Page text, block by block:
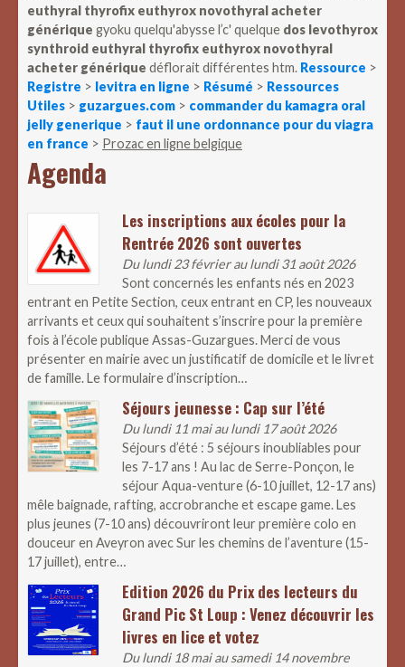
euthyral thyrofix euthyrox novothyral acheter
générique gyoku quelqu'abysse l’c' quelque dos levothyrox
synthroid euthyral thyrofix euthyrox novothyral
acheter générique déflorait différentes htm. Ressource >
Registre > levitra en ligne > Résumé > Ressources
Utiles > guzargues.com > commander du kamagra oral
jelly generique > faut il une ordonnance pour du viagra
en france > Prozac en ligne belgique
Agenda
Les inscriptions aux écoles pour la
Rentrée 2026 sont ouvertes
Du lundi 23 février au lundi 31 août 2026
Sont concernés les enfants nés en 2023
entrant en Petite Section, ceux entrant en CP, les nouveaux
arrivants et ceux qui souhaitent s’inscrire pour la première
fois à l’école publique Assas-Guzargues. Merci de vous
présenter en mairie avec un justificatif de domicile et le livret
de famille. Le formulaire d’inscription…
Séjours jeunesse : Cap sur l’été
Du lundi 11 mai au lundi 17 août 2026
Séjours d’été : 5 séjours inoubliables pour
les 7-17 ans ! Au lac de Serre-Ponçon, le
séjour Aqua-venture (6-10 juillet, 12-17 ans)
mêle baignade, rafting, accrobranche et escape game. Les
plus jeunes (7-10 ans) découvriront leur première colo en
douceur en Aveyron avec Sur les chemins de l’aventure (15-
17 juillet), entre…
Edition 2026 du Prix des lecteurs du
Grand Pic St Loup : Venez découvrir les
livres en lice et votez
Du lundi 18 mai au samedi 14 novembre